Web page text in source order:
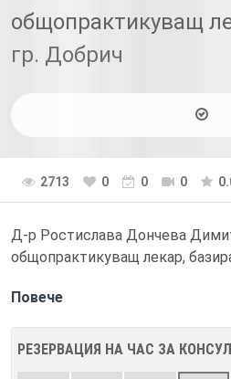
общопрактикуващ
гр. Добрич
2713 0 0 0
Д-р Ростислава Дончева
общопрактикуващ лекар,
Повече
РЕЗЕРВАЦИЯ НА ЧАС ЗА